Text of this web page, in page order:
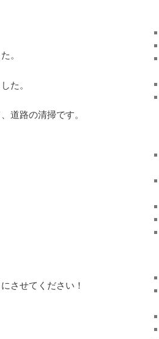
。
た。
道路の清掃です。
させてください！